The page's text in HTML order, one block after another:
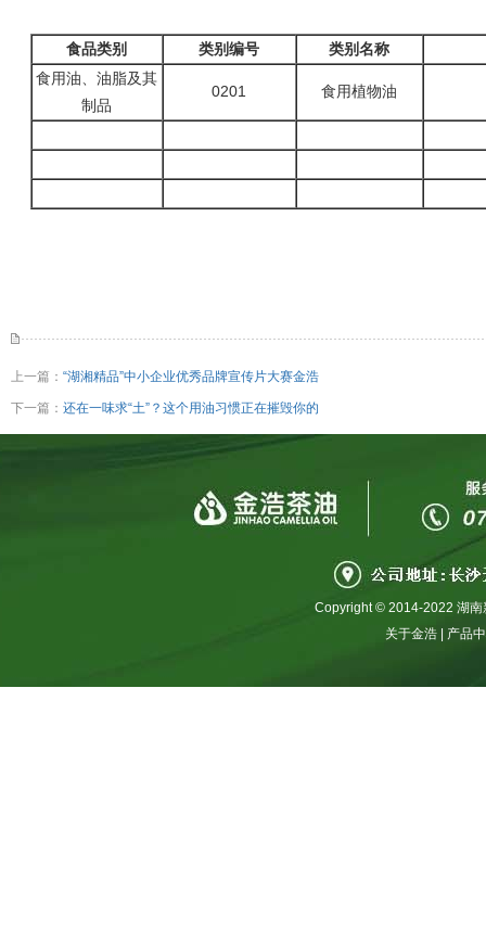
食品类别 类别编号
类别名称
食用油、油脂及其
制品
0201 食用植物油
上一篇： “湖湘精品”中小企业优秀品牌宣传片大赛金浩
下一篇： 还在一味求“土”？这个用油习惯正在摧毁你的
Copyright © 2014-2022 湖
关于金浩
产品